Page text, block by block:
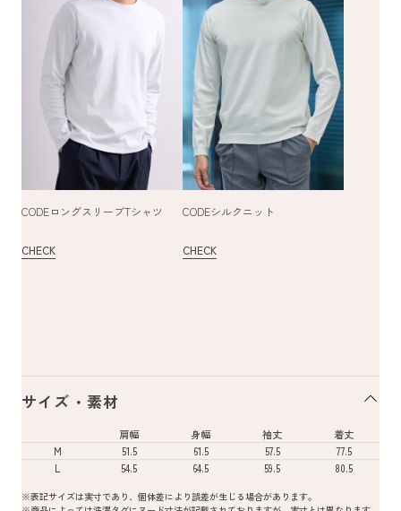
CODEロングスリーブTシャツ
CHECK
CODEシルクニット
CHECK
サイズ・素材
肩幅 身幅 袖丈
着丈
M
51.5 61.5 57.5
77.5
L
54.5 64.5 59.5 80.5
※表記サイズは実寸であり、個体差により誤差が生じる場合があります。